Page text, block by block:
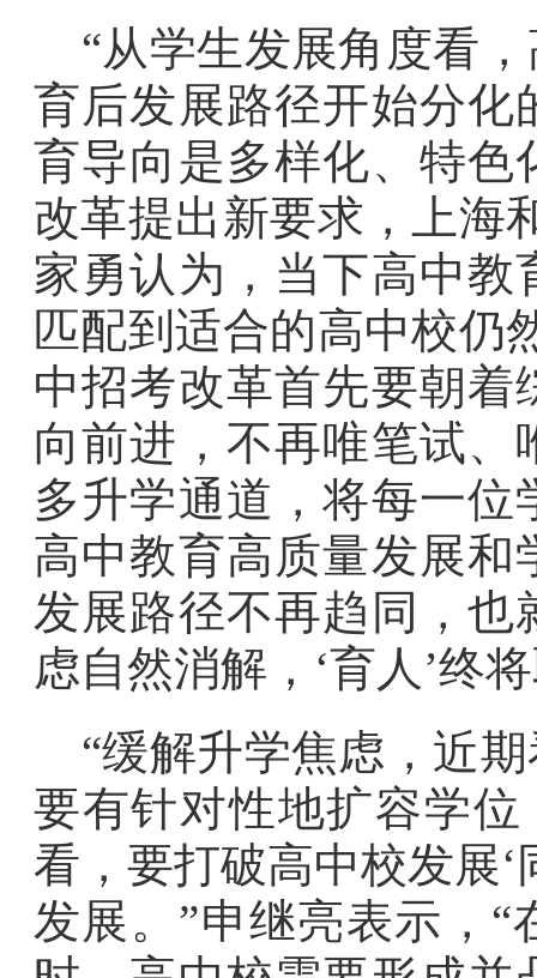
“从学生发展角度看
育后发展路径开始分化
育导向是多样化、特色
改革提出新要求，上海
家勇认为，当下高中
匹配到适合的高中校仍
中招考改革首先要朝
向前进，不再唯笔试
多升学通道，将每一
高中教育高质量发展和
发展路径不再趋同，也
虑自然消解，‘育人’终
“缓解升学焦虑，近
要有针对性地扩容学位
看，要打破高中校发展
发展。”申继亮表示，